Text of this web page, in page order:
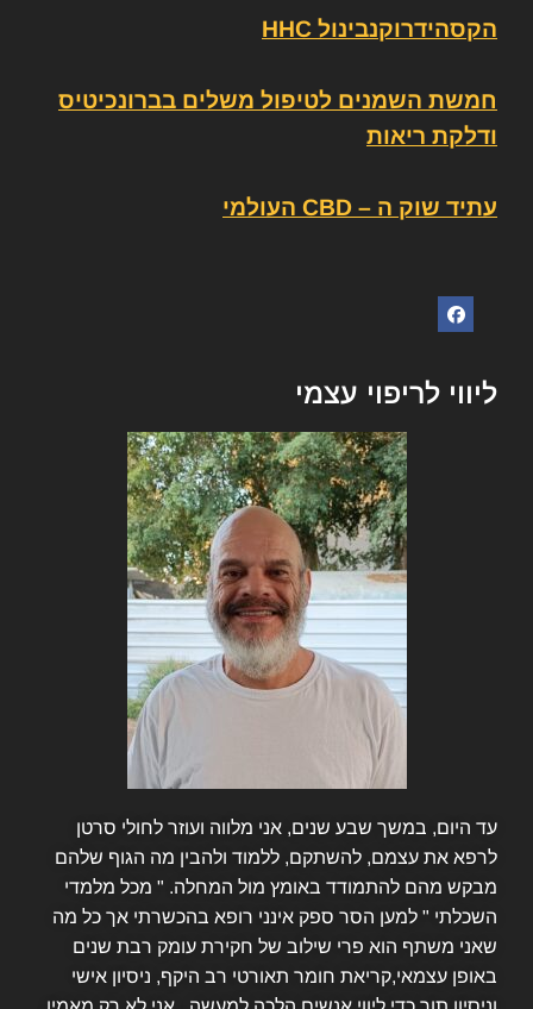
הקסהידרוקנבינול HHC
חמשת השמנים לטיפול משלים בברונכיטיס
ודלקת ריאות
עתיד שוק ה – CBD העולמי
ליווי לריפוי עצמי
עד היום, במשך שבע שנים, אני מלווה ועוזר לחולי סרטן
לרפא את עצמם, להשתקם, ללמוד ולהבין מה הגוף שלהם
מבקש מהם להתמודד באומץ מול המחלה. " מכל מלמדי
השכלתי " למען הסר ספק אינני רופא בהכשרתי אך כל מה
שאני משתף הוא פרי שילוב של חקירת עומק רבת שנים
באופן עצמאי,קריאת חומר תאורטי רב היקף, ניסיון אישי